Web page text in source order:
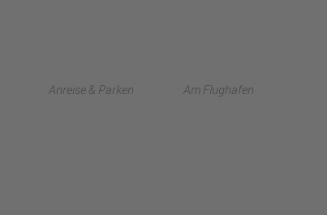
Anreise & Parken Am Flughafen